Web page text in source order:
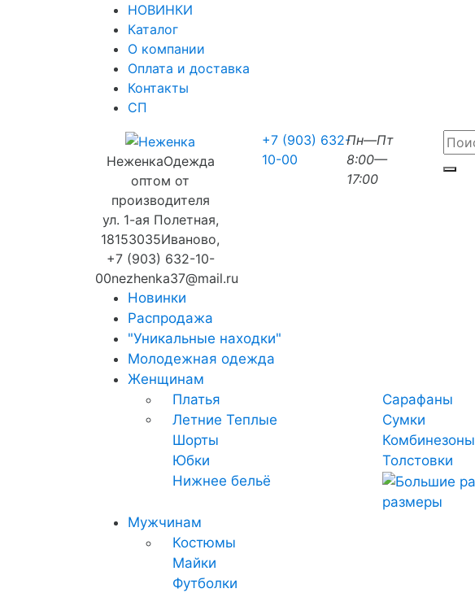
НОВИНКИ
Каталог
О компании
Оплата и доставка
Контакты
СП
НеженкаОдежда
оптом от
производителя
ул. 1-ая Полетная,
18153035Иваново,
+7 (903) 632-10-
00nezhenka37@mail.ru
+7 (903) 632-
10-00
Пн—Пт
8:00—
17:00
Новинки
Распродажа
"Уникальные находки"
Молодежная одежда
Женщинам
Платья
Летние Теплые
Сарафаны
Сумки
Шорты
Комбинезоны
Юбки
Толстовки
Нижнее бельё
размеры
Мужчинам
Костюмы
Майки
Футболки